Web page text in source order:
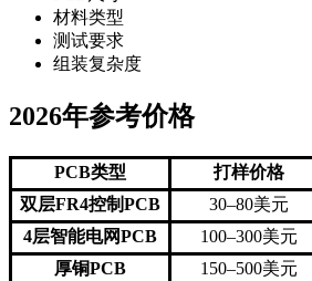
材料类型
测试要求
组装复杂度
2026年参考价格
PCB类型 打样价格
双层FR4控制PCB
30–80美元
4层智能电网PCB
100–300美元
厚铜PCB
150–500美元